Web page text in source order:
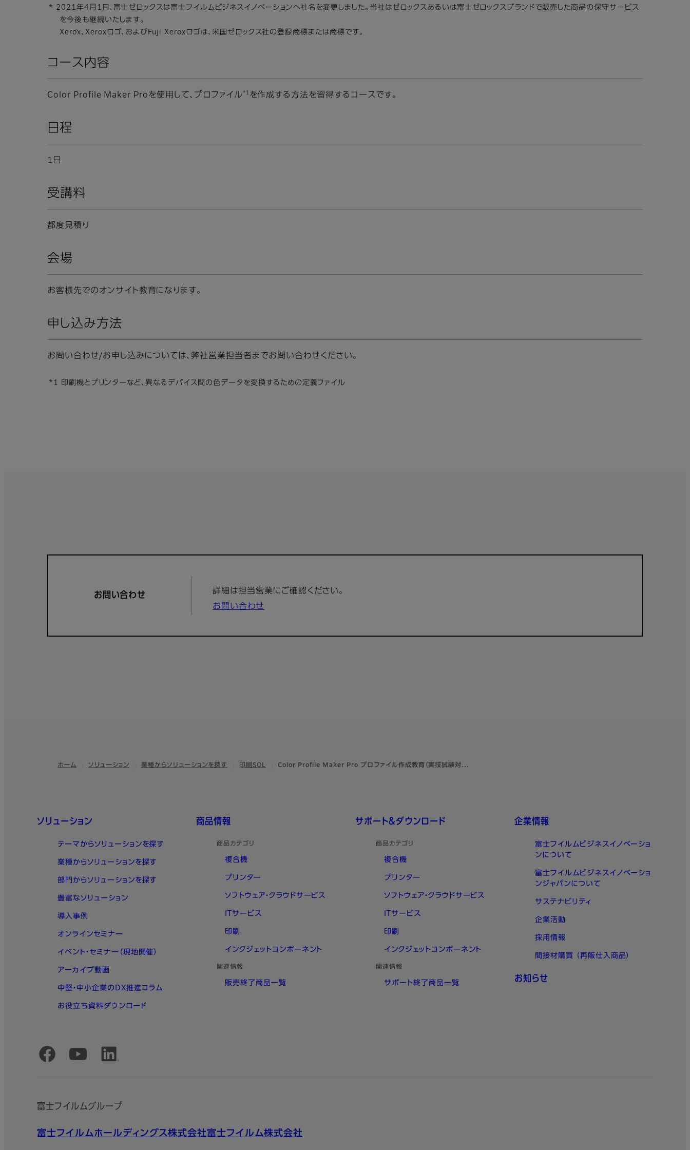
* 2021年4月1日、富士ゼロックスは富士フイルムビジネスイノベーションへ社名を変更しました。当社はゼロックスあるいは富士ゼロックスブランドで販売した商品の保守サービス
を今後も継続いたします。
Xerox、Xeroxロゴ、およびFuji Xeroxロゴは、米国ゼロックス社の登録商標または商標です。
コース内容
Color Profile Maker Proを使用して、プロファイル *1 を作成する方法を習得するコースです。
日程
1日
受講料
都度見積り
会場
お客様先でのオンサイト教育になります。
申し込み方法
お問い合わせ/お申し込みについては、弊社営業担当者までお問い合わせください。
*1 印刷機とプリンターなど、異なるデバイス間の色データを変換するための定義ファイル
お問い合わせ
詳細は担当営業にご確認ください。
お問い合わせ
ホーム ソリューション 業種からソリューションを探す 印刷SOL Color Profile Maker Pro プロファイル作成教育（実技試験対…
クイックリンク
ソリューション
テーマからソリューションを探す
業種からソリューションを探す
部門からソリューションを探す
豊富なソリューション
導入事例
オンラインセミナー
イベント・セミナー（現地開催）
アーカイブ動画
中堅・中小企業のDX推進コラム
お役立ち資料ダウンロード
商品情報
商品カテゴリ
複合機
プリンター
ソフトウェア・クラウドサービス
ITサービス
印刷
インクジェットコンポーネント
関連情報
販売終了商品一覧
サポート＆ダウンロード
商品カテゴリ
複合機
プリンター
ソフトウェア・クラウドサービス
ITサービス
印刷
インクジェットコンポーネント
関連情報
サポート終了商品一覧
企業情報
富士フイルムビジネスイノベーショ
ンについて
富士フイルムビジネスイノベーショ
ンジャパンについて
サステナビリティ
企業活動
採用情報
間接材購買 （再販仕入商品）
お知らせ
公式SNSアカウント
富士フイルムグループ
富士フイルムホールディングス株式会社富士フイルム株式会社